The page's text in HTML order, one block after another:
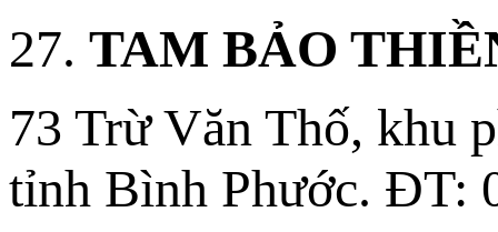
27. TAM BẢO
73 Trừ Văn Thố, khu
tỉnh Bình Phước. ÐT: